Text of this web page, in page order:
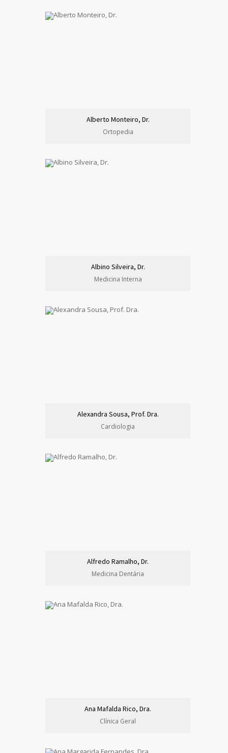
Alberto Monteiro, Dr.
Ortopedia
Albino Silveira, Dr.
Medicina Interna
Alexandra Sousa, Prof. Dra.
Cardiologia
Alfredo Ramalho, Dr.
Medicina Dentária
Ana Mafalda Rico, Dra.
Clínica Geral